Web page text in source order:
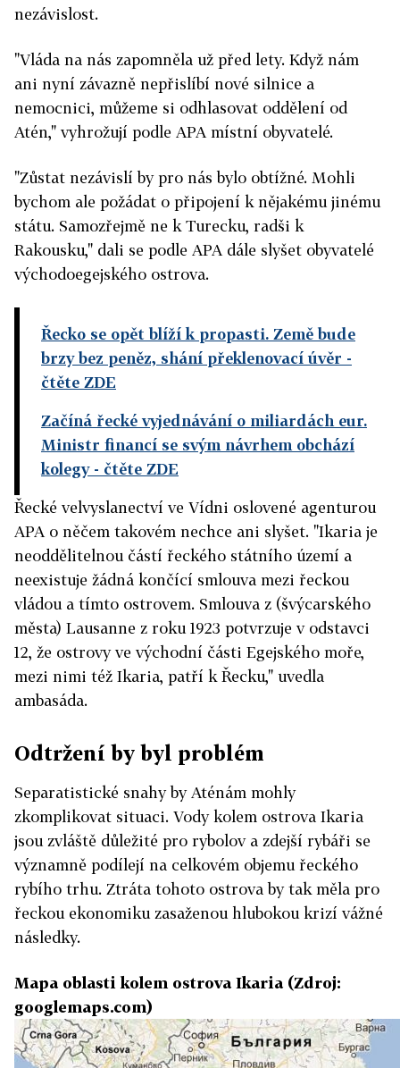
nezávislost.
"Vláda na nás zapomněla už před lety. Když nám
ani nyní závazně nepřislíbí nové silnice a
nemocnici, můžeme si odhlasovat oddělení od
Atén," vyhrožují podle APA místní obyvatelé.
"Zůstat nezávislí by pro nás bylo obtížné. Mohli
bychom ale požádat o připojení k nějakému jinému
státu. Samozřejmě ne k Turecku, radši k
Rakousku," dali se podle APA dále slyšet obyvatelé
východoegejského ostrova.
Řecko se opět blíží k propasti. Země bude
brzy bez peněz, shání překlenovací úvěr -
čtěte ZDE
Začíná řecké vyjednávání o miliardách eur.
Ministr financí se svým návrhem obchází
kolegy- čtěte ZDE
Řecké velvyslanectví ve Vídni oslovené agenturou
APA o něčem takovém nechce ani slyšet. "Ikaria je
neoddělitelnou částí řeckého státního území a
neexistuje žádná končící smlouva mezi řeckou
vládou a tímto ostrovem. Smlouva z (švýcarského
města) Lausanne z roku 1923 potvrzuje v odstavci
12, že ostrovy ve východní části Egejského moře,
mezi nimi též Ikaria, patří k Řecku," uvedla
ambasáda.
Odtržení by byl problém
Separatistické snahy by Aténám mohly
zkomplikovat situaci. Vody kolem ostrova Ikaria
jsou zvláště důležité pro rybolov a zdejší rybáři se
významně podílejí na celkovém objemu řeckého
rybího trhu. Ztráta tohoto ostrova by tak měla pro
řeckou ekonomiku zasaženou hlubokou krizí vážné
následky.
Mapa oblasti kolem ostrova Ikaria (Zdroj:
googlemaps.com)